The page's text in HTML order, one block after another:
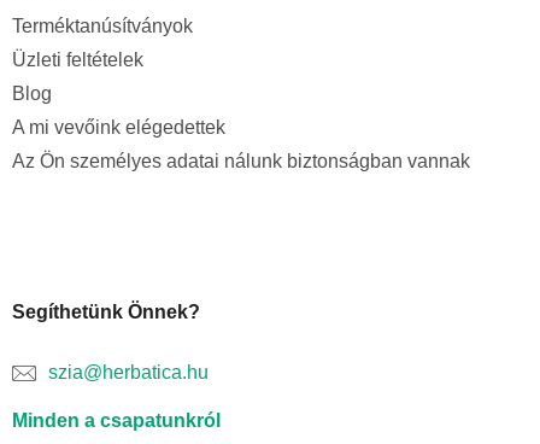
Terméktanúsítványok
Üzleti feltételek
Blog
A mi vevőink elégedettek
Az Ön személyes adatai nálunk biztonságban vannak
Segíthetünk Önnek?
szia@herbatica.hu
Minden a csapatunkról